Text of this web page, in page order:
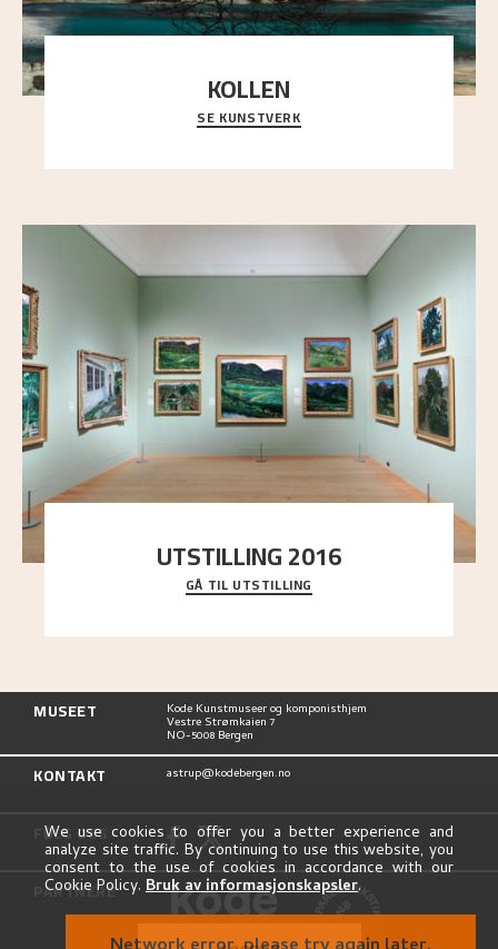
KOLLEN
Et ruvende fjell dominerer bildeflaten, og står i
sterk kontrast til det spinkle rognetreet ute
SE KUNSTVERK
UTSTILLING 2016
En komplett oversikt over Nikolai Astrups
utstillinger, fra debuten i 1900 og frem til i dag.
GÅ TIL UTSTILLING
MUSEET Kode Kunstmuseer og komponisthjem
Vestre Strømkaien 7
NO-5008 Bergen
KONTAKT astrup@kodebergen.no
FØLG OSS
PARTNERE
We use cookies to offer you a better experience and
analyze site traffic. By continuing to use this website, you
consent to the use of cookies in accordance with our
Cookie Policy. Bruk av informasjonskapsler.